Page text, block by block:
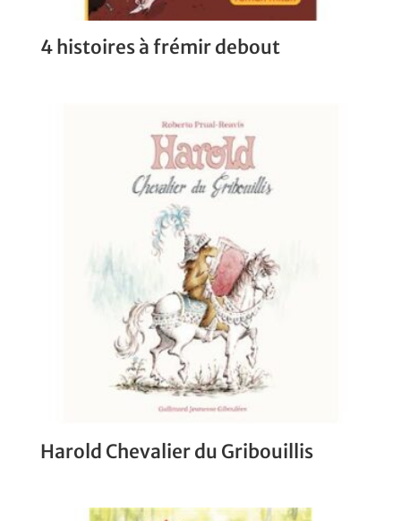
4 histoires à frémir debout
Harold Chevalier du Gribouillis